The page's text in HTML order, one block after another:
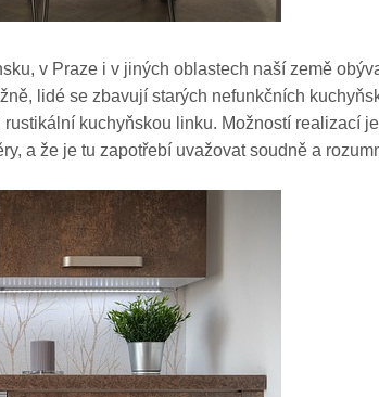
v Praze i v jiných oblastech naší země
lidé se zbavují starých nefunkčních
kuchyňskou linku. Možností realizací
a že je tu zapotřebí uvažovat soudně a